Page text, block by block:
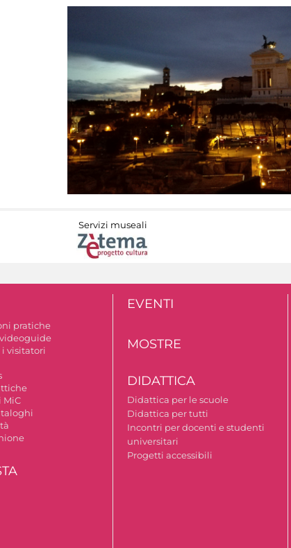
Servizi museali
pratiche
i visitatori
MiC
EVENTI
MOSTRE
DIDATTICA
Didattica per le scuole
Didattica per tutti
Incontri per docenti e studenti
universitari
Progetti accessibili